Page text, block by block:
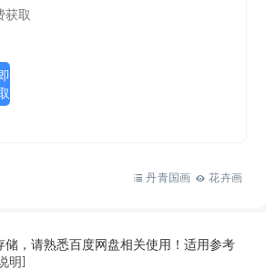
获取
花卉画
丹青国画
储，请熟悉百度网盘相关使用！适用参考
明]